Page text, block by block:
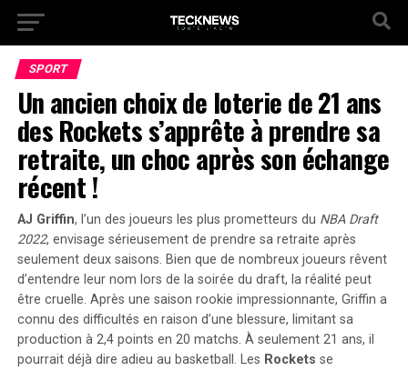
SPORT
Un ancien choix de loterie de 21 ans
des Rockets s’apprête à prendre sa
retraite, un choc après son échange
récent !
AJ Griffin, l’un des joueurs les plus prometteurs du NBA Draft
2022, envisage sérieusement de prendre sa retraite après
seulement deux saisons. Bien que de nombreux joueurs rêvent
d’entendre leur nom lors de la soirée du draft, la réalité peut
être cruelle. Après une saison rookie impressionnante, Griffin a
connu des difficultés en raison d’une blessure, limitant sa
production à 2,4 points en 20 matchs. À seulement 21 ans, il
pourrait déjà dire adieu au basketball. Les Rockets se